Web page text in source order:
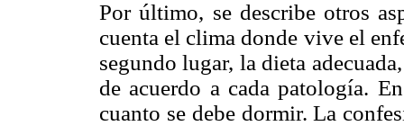
Por último, se describe otros
cuenta el clima donde vive el
segundo lugar, la dieta
de acuerdo a cada patología.
cuanto se debe dormir. La